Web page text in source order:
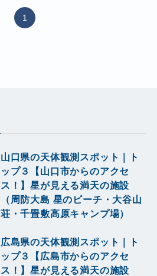
1
山口県の天体観測スポット｜ト
ップ３【山口市からのアクセ
ス！】星が見える満天の施設
（周防大島 星のビーチ・大谷山
荘・千畳敷高原キャンプ場）
広島県の天体観測スポット｜ト
ップ３【広島市からのアクセ
ス！】星が見える満天の施設